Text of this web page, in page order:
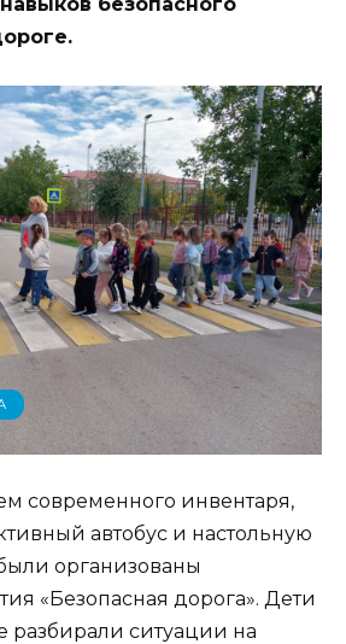
современного инвентаря,
автобус и настольную
организованы
«Безопасная дорога». Дети
разбирали ситуации на